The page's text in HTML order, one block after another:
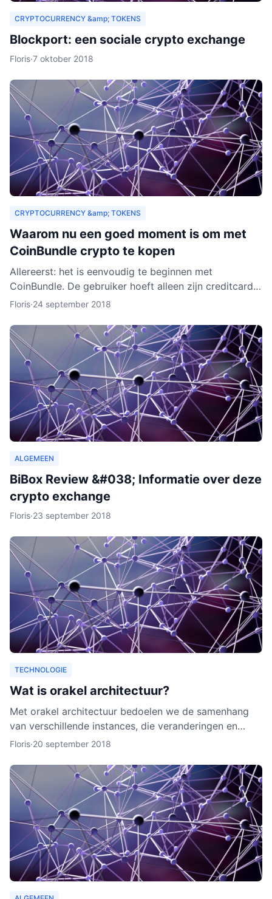
CRYPTOCURRENCY &amp; TOKENS
Blockport: een sociale crypto exchange
Floris·7 oktober 2018
CRYPTOCURRENCY &amp; TOKENS
Waarom nu een goed moment is om met
CoinBundle crypto te kopen
Allereerst: het is eenvoudig te beginnen met
CoinBundle. De gebruiker hoeft alleen zijn creditcard
te gebruiken of bankinformatie op te geven, een paar
Floris·24 september 2018
ALGEMEEN
BiBox Review &#038; Informatie over deze
crypto exchange
Floris·23 september 2018
TECHNOLOGIE
Wat is orakel architectuur?
Met orakel architectuur bedoelen we de samenhang
van verschillende instances, die veranderingen en
activiteiten in het netwerk noteren. Een orakel is erg
Floris·20 september 2018